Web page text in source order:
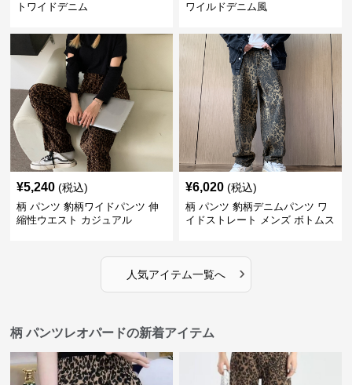
トワイドデニム
ワイルドデニム風
¥5,240 (税込)
柄 パンツ 豹柄ワイドパンツ 伸
縮性ウエスト カジュアル
¥6,020 (税込)
柄 パンツ 豹柄デニムパンツ ワ
イドストレート メンズ ボトムス
人気アイテム一覧へ ›
柄 パンツレオパードの新着アイテム